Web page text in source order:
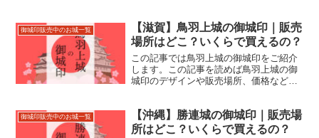
てください。
御城印販売中のお城一覧
【滋賀】鳥羽上城の御城印｜販売
場所はどこ？いくらで買えるの？
この記事では鳥羽上城の御城印をご紹介
します。この記事を読めば鳥羽上城の御
城印のデザインや販売場所、価格などが
城の際にお役立てください。
御城印販売中のお城一覧
【沖縄】勝連城の御城印｜販売場
所はどこ？いくらで買えるの？